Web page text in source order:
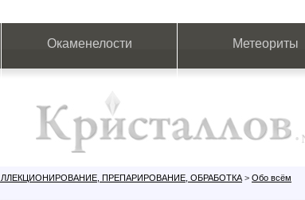
Окаменелости Метеориты
ПРЕПАРИРОВАНИЕ, ОБРАБОТКА > Обо всём